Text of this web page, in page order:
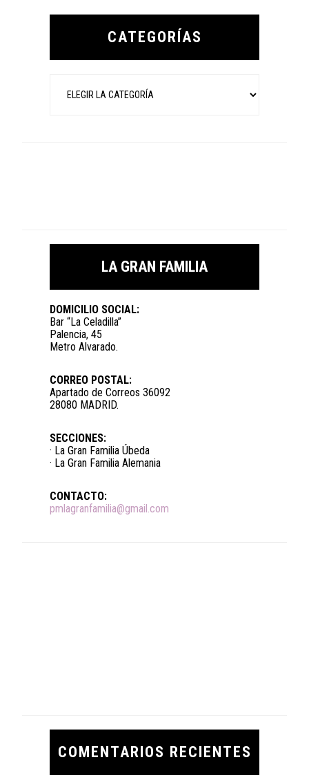
Primary
CATEGORÍAS
LA GRAN FAMILIA
DOMICILIO SOCIAL:
Bar “La Celadilla”
Palencia, 45
Metro Alvarado.
CORREO POSTAL:
Apartado de Correos 36092
28080 MADRID.
SECCIONES:
· La Gran Familia Úbeda
· La Gran Familia Alemania
CONTACTO:
pmlagranfamilia@gmail.com
COMENTARIOS RECIENTES